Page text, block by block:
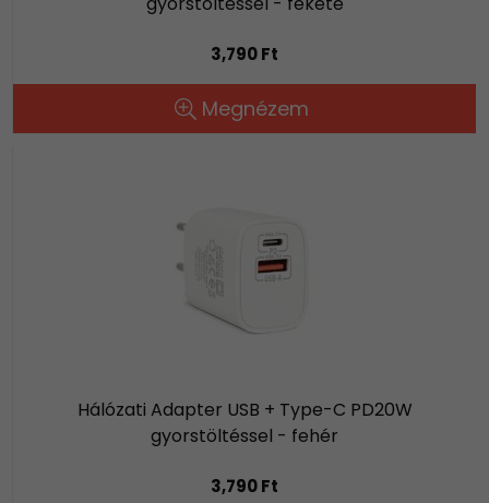
3,790 Ft
Megnézem
Hálózati Adapter USB + Type-C PD20W
gyorstöltéssel - fehér
3,790 Ft